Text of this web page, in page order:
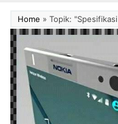
Home » Topik: